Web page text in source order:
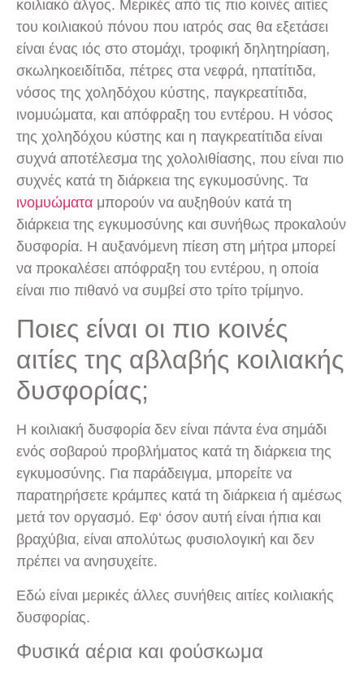
κοιλιακό άλγος. Μερικές από τις πιο κοινές αιτίες
του κοιλιακού πόνου που ιατρός σας θα εξετάσει
είναι ένας ιός στο στομάχι, τροφική δηλητηρίαση,
σκωληκοειδίτιδα, πέτρες στα νεφρά, ηπατίτιδα,
νόσος της χοληδόχου κύστης, παγκρεατίτιδα,
ινομυώματα, και απόφραξη του εντέρου. Η νόσος
της χοληδόχου κύστης και η παγκρεατίτιδα είναι
συχνά αποτέλεσμα της χολολιθίασης, που είναι πιο
συχνές κατά τη διάρκεια της εγκυμοσύνης. Τα
ινομυώματα μπορούν να αυξηθούν κατά τη
διάρκεια της εγκυμοσύνης και συνήθως προκαλούν
δυσφορία. Η αυξανόμενη πίεση στη μήτρα μπορεί
να προκαλέσει απόφραξη του εντέρου, η οποία
είναι πιο πιθανό να συμβεί στο τρίτο τρίμηνο.
Ποιες είναι οι πιο κοινές
αιτίες της αβλαβής κοιλιακής
δυσφορίας;
Η κοιλιακή δυσφορία δεν είναι πάντα ένα σημάδι
ενός σοβαρού προβλήματος κατά τη διάρκεια της
εγκυμοσύνης. Για παράδειγμα, μπορείτε να
παρατηρήσετε κράμπες κατά τη διάρκεια ή αμέσως
μετά τον οργασμό. Εφ‘ όσον αυτή είναι ήπια και
βραχύβια, είναι απολύτως φυσιολογική και δεν
πρέπει να ανησυχείτε.
Εδώ είναι μερικές άλλες συνήθεις αιτίες κοιλιακής
δυσφορίας.
Φυσικά αέρια και φούσκωμα